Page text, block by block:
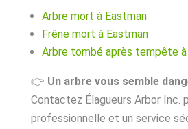
Arbre mort à Eastman
Frêne mort à Eastman
Arbre tombé après tempête à
👉 Un arbre vous semble
Contactez Élagueurs Arbor Inc.
professionnelle et un service